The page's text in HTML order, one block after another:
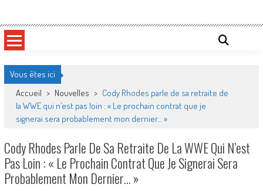
Vous êtes ici
Accueil > Nouvelles > Cody Rhodes parle de sa retraite de
la WWE qui n’est pas loin : « Le prochain contrat que je
signerai sera probablement mon dernier… »
Cody Rhodes Parle De Sa Retraite De La WWE Qui N’est
Pas Loin : « Le Prochain Contrat Que Je Signerai Sera
Probablement Mon Dernier… »